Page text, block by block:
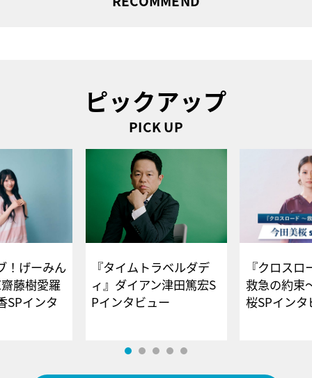
ピックアップ
PICK UP
！げーみん
藤樹愛羅
SPインタ
『タイムトラベルダデ
ィ』ダイアン津田篤宏S
Pインタビュー
『クロス
救急の約束
桜SPイ